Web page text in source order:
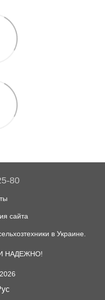
80
сайта
в Украине.
НАДЕЖНО!